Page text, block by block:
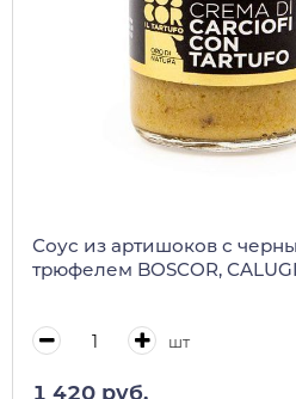
Соус из артишоков с
трюфелем BOSCOR,
шт
1 420 руб.